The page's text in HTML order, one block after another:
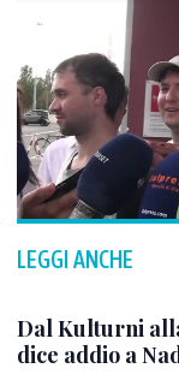
LEGGI ANCHE
Dal Kulturni
dice addio a